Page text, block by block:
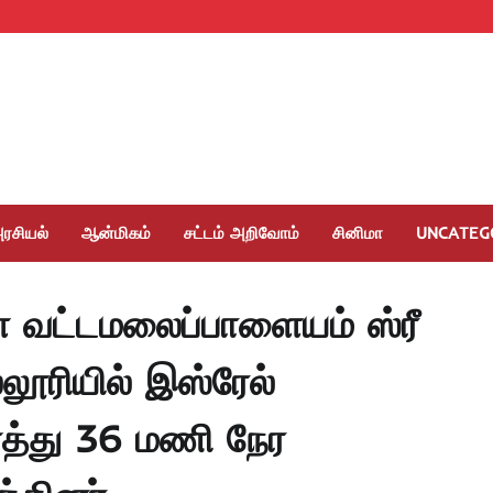
ஆன்மிகம் சட்டம் அறிவோம் சினிமா
வட்டமலைப்பாளையம் ஸ்ரீ
இஸ்ரேல்
36 மணி நேர